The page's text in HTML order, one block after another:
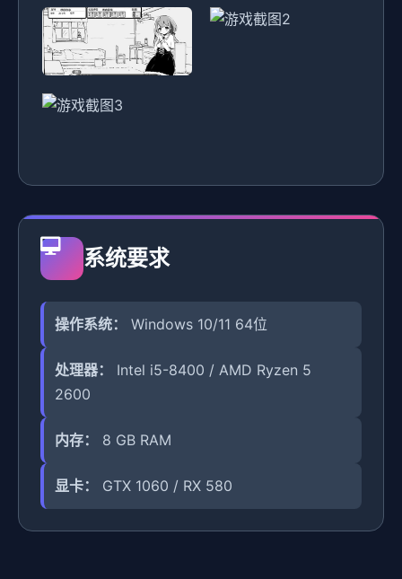
系统要求
操作系统： Windows 10/11 64位
处理器：
Intel i5-8400 / AMD Ryzen 5
2600
内存： 8 GB RAM
显卡： GTX 1060 / RX 580